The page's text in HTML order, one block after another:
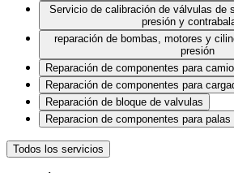
Servicio de calibración de válvulas de
presión y
reparación de bombas, motores y
presión
Reparación de componentes para
Reparación de componentes para
Reparación de bloque de valvulas
Reparacion de componentes para palas
Todos los servicios